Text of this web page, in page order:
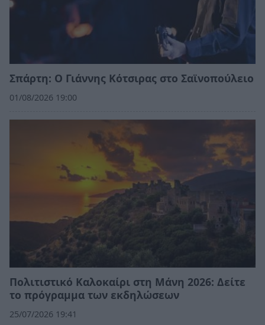
Σπάρτη: Ο Γιάννης Κότσιρας στο Σαϊνοπούλειο
01/08/2026 19:00
Πολιτιστικό Καλοκαίρι στη Μάνη 2026: Δείτε
το πρόγραμμα των εκδηλώσεων
25/07/2026 19:41